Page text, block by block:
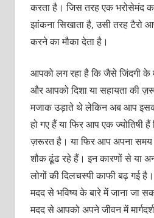
करता है। जिस तरह एक भरोसेमंद
झांकना सिखाता है, उसी तरह टैरो
करने का मौका देता है।
आपको लग रहा है कि जैसे जिंदगी के
और आपको दिशा या सहायता की
मजाक उड़ाते थे लेकिन अब आप
हो गए हैं या फिर आप एक ज्योतिषी हैं
ज़रूरत है। या फिर आप अपना समय
शौक ढूंढ रहे हैं। इन कारणों से या
लोगों की दिलचस्पी काफी बढ़ गई
मदद से भविष्य के बारे में जाना जा
मदद से आपको अपने जीवन में